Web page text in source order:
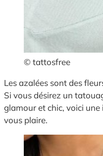
© tattosfree
Les azalées sont des
Si vous désirez un
glamour et chic, voici
vous plaire.